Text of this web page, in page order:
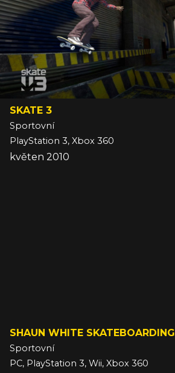
SKATE 3
Sportovní
PlayStation 3, Xbox 360
květen 2010
SHAUN WHITE SKATEBOARDING
Sportovní
PC, PlayStation 3, Wii, Xbox 360